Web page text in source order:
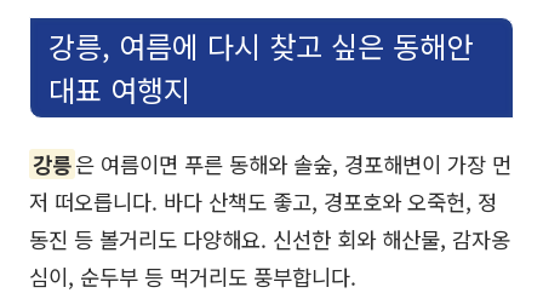
강릉, 여름에 다시 찾고 싶은 동해안
대표 여행지
강릉은 여름이면 푸른 동해와 솔숲, 경포해변이 가장 먼
저 떠오릅니다. 바다 산책도 좋고, 경포호와 오죽헌, 정
동진 등 볼거리도 다양해요. 신선한 회와 해산물, 감자옹
심이, 순두부 등 먹거리도 풍부합니다.